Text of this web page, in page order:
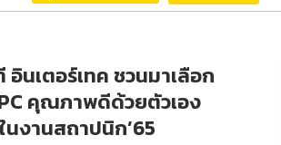
อินเตอร์เทค ชวนมาเลือก
คุณภาพดีด้วยตัวเอง
ในงานสถาปนิก’65